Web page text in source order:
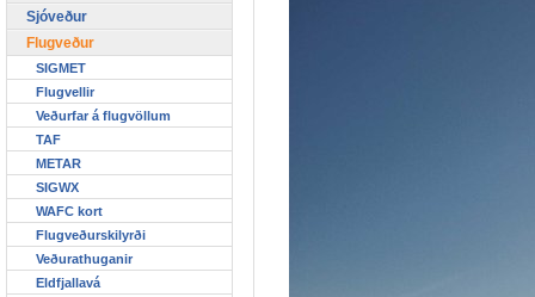
Sjóveður
Flugveður
SIGMET
Flugvellir
Veðurfar á flugvöllum
TAF
METAR
SIGWX
WAFC kort
Flugveðurskilyrði
Veðurathuganir
Eldfjallavá